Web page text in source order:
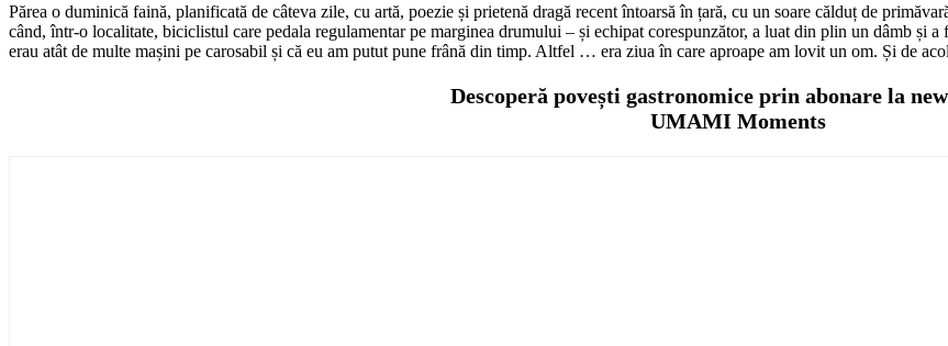
Părea o duminică faină, planificată de câteva zile, cu artă, poezie și prietenă dragă recent întoarsă în țară, cu un soare călduț de
când, într-o localitate, biciclistul care pedala regulamentar pe marginea drumului – și echipat corespunzător, a luat din plin un dâmb și
erau atât de multe mașini pe carosabil și că eu am putut pune frână din timp. Altfel … era ziua în care aproape am lovit un om. Și de
Descoperă povești gastronomice prin abonare la
UMAMI Moments